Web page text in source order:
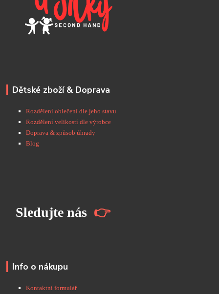
Dětské zboží & Doprava
Rozdělení oblečení dle jeho stavu
Rozdělení velikostí dle výrobce
Doprava & způsob úhrady
Blog
Sledujte nás 👉
Info o nákupu
Kontaktní formulář